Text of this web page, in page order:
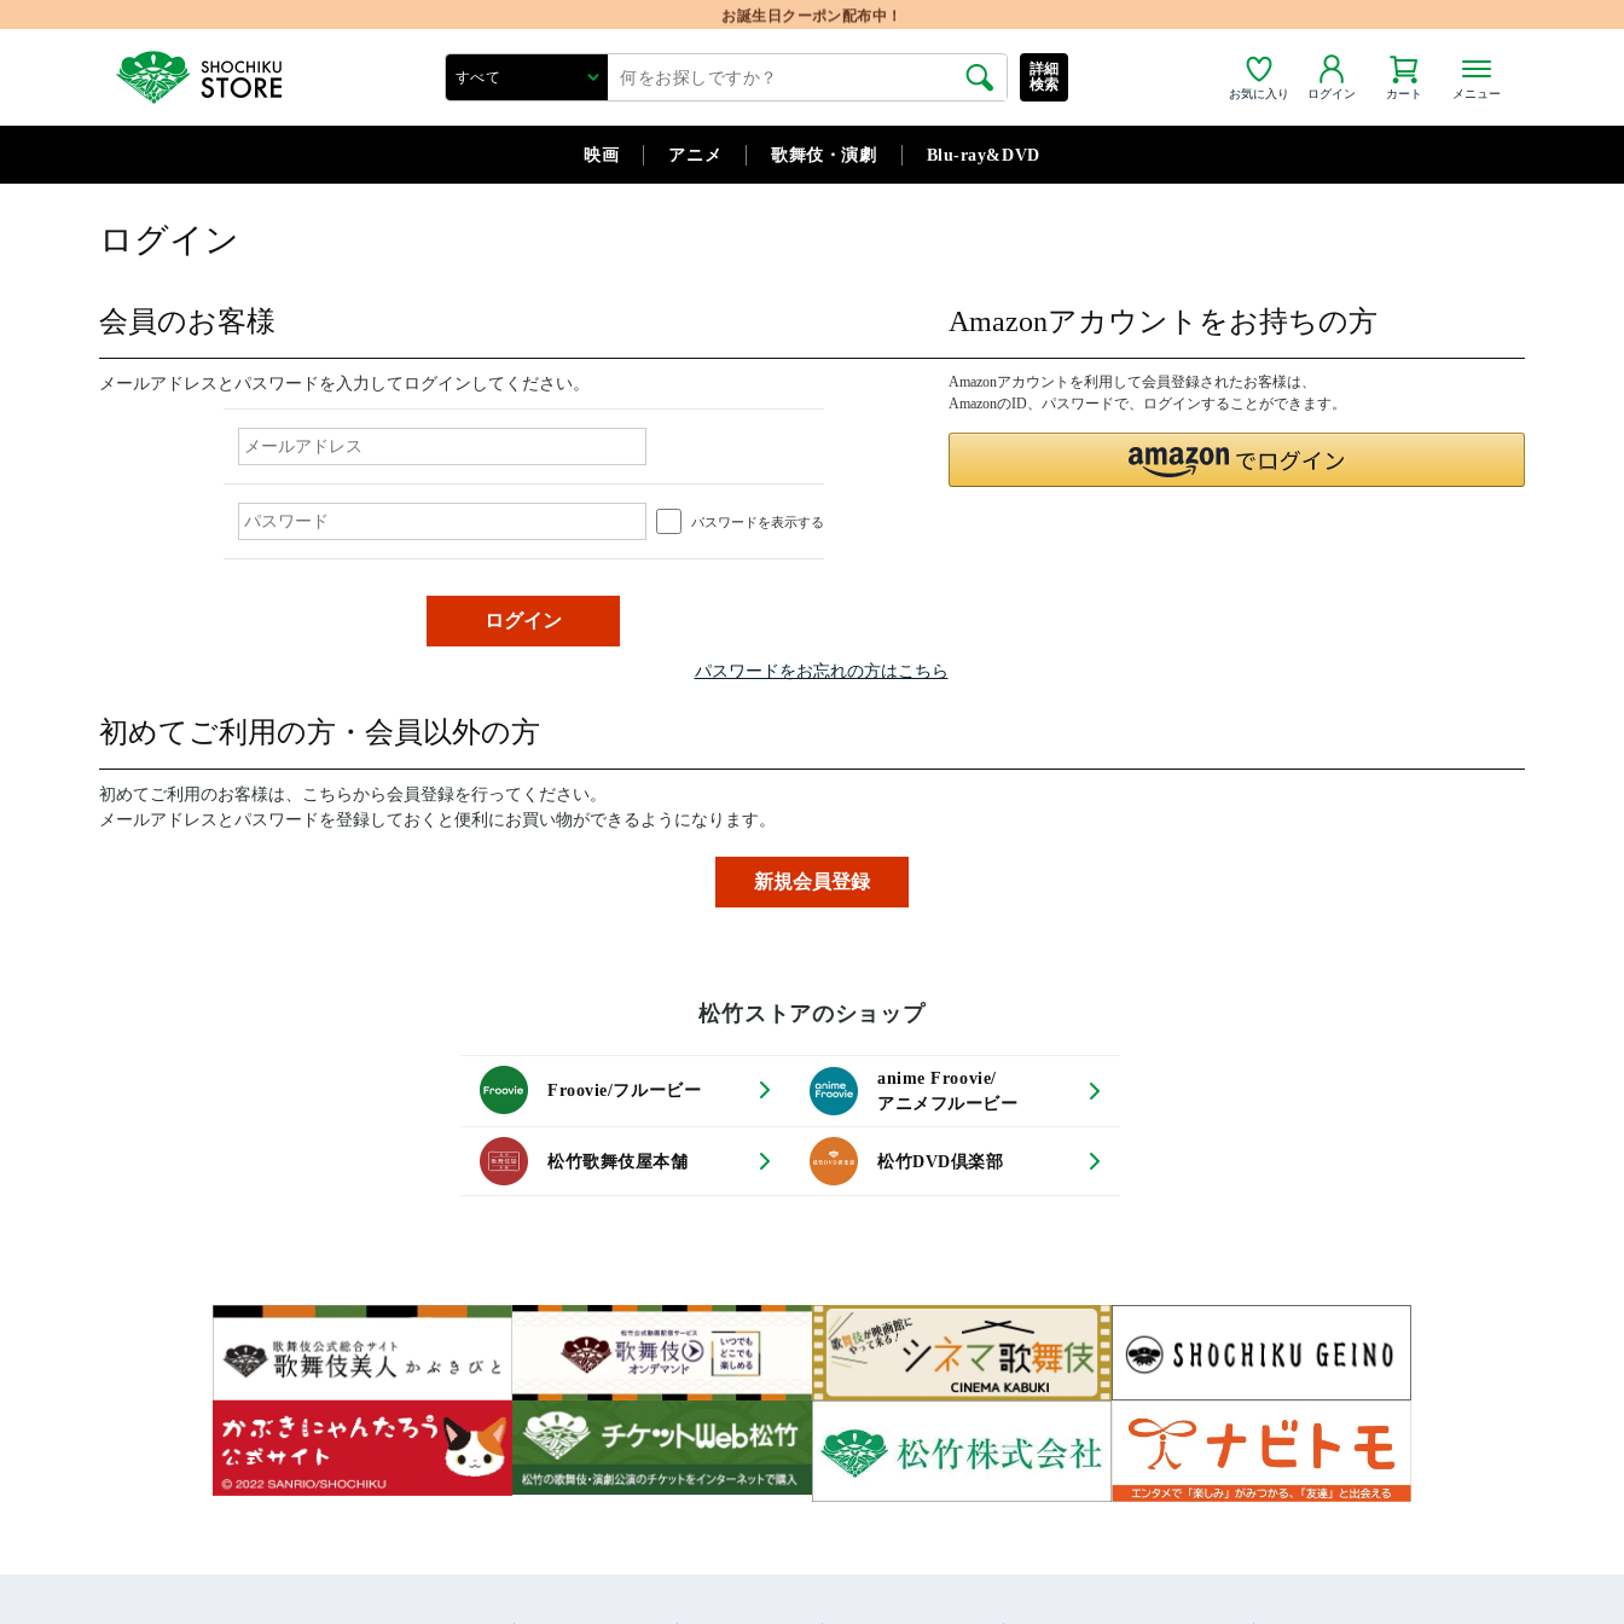
お誕生日クーポン配布中！
お気に入り ログイン カート メニュー
詳細
検索
映画 アニメ 歌舞伎・演劇 Blu-ray&DVD
ログイン
会員のお客様
メールアドレスとパスワードを入力してログインしてください。
パスワードを表示する
パスワードをお忘れの方はこちら
Amazonアカウントをお持ちの方
Amazonアカウントを利用して会員登録されたお客様は、
AmazonのID、パスワードで、ログインすることができます。
初めてご利用の方・会員以外の方
初めてご利用のお客様は、こちらから会員登録を行ってください。
メールアドレスとパスワードを登録しておくと便利にお買い物ができるようになります。
松竹ストアのショップ
Froovie/フルービー
anime Froovie/
アニメフルービー
松竹歌舞伎屋本舗 松竹DVD倶楽部